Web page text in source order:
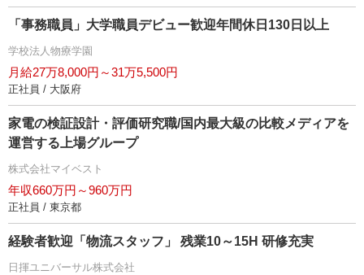
「事務職員」大学職員デビュー歓迎年間休日130日以上
学校法人物療学園
月給27万8,000円～31万5,500円
正社員 / 大阪府
家電の検証設計・評価研究職/国内最大級の比較メディアを
運営する上場グループ
株式会社マイベスト
年収660万円～960万円
正社員 / 東京都
経験者歓迎「物流スタッフ」 残業10～15H 研修充実
日揮ユニバーサル株式会社